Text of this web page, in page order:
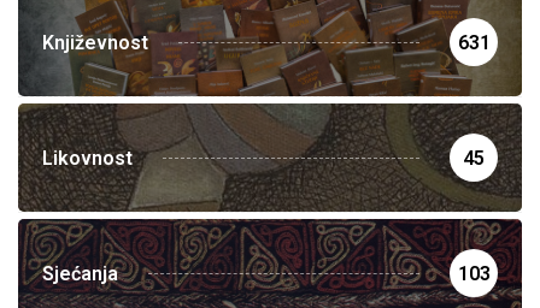
Književnost 631
Likovnost 45
Sjećanja 103